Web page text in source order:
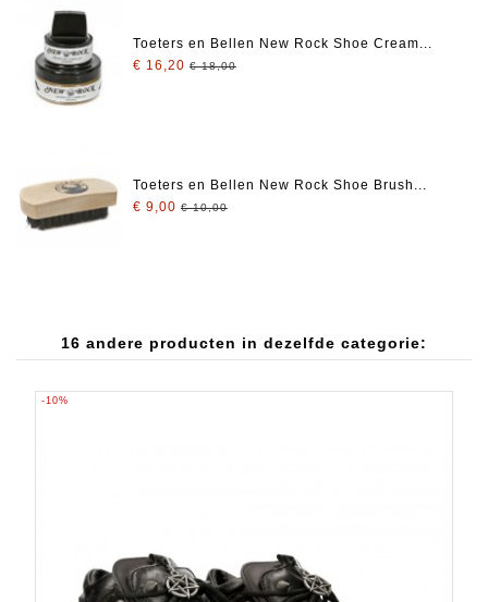
Toeters en Bellen New Rock Shoe Cream...
€ 16,20 € 18,00
Toeters en Bellen New Rock Shoe Brush...
€ 9,00 € 10,00
16 andere producten in dezelfde categorie:
-10%